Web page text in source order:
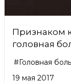
Признаком
головная
#Головная боль
19 мая 2017